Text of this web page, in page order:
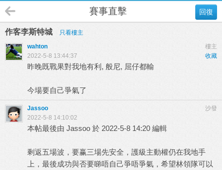
回復
賽事直擊
作客李斯特城
只看樓主
樓主
wahton
收藏
2022-5-8 13:44:37
昨晚既戰果對我地有利, 般尼, 屈仔都輸
今場要自己爭氣了
沙發
Jassoo
2022-5-8 14:10:02
本帖最後由 Jassoo 於 2022-5-8 14:20 編輯
剩返五場波，要赢三場先安全，護級主動權仍在我地手
上，最後成功與否要睇唔自己爭唔爭氣，希望林領隊可以